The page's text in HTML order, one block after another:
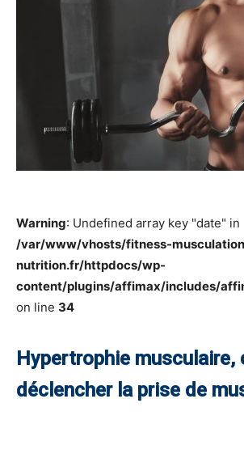
Warning: Undefined array key "date" in
/var/www/vhosts/fitness-
nutrition.fr/httpdocs/wp-
content/plugins/affimax/includes/
on line 34
Hypertrophie musculaire,
déclencher la prise de